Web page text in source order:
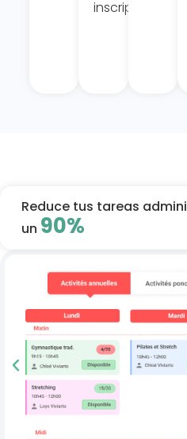
inscripciones.
Reduce tus tareas
un 90%